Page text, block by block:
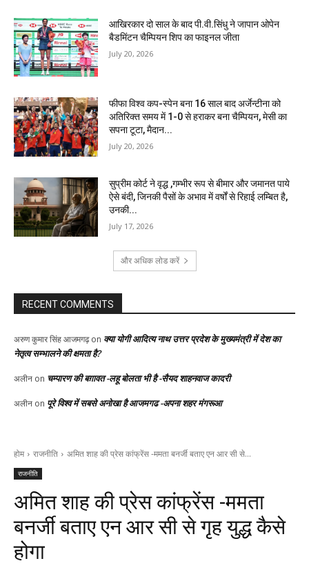
आखिरकार दो साल के बाद पी.वी.सिंधु ने जापान ओपेन
बैडमिंटन चैम्पियन शिप का फाइनल जीता
July 20, 2026
फीफा विश्व कप-स्पेन बना 16 साल बाद अर्जेन्टीना को
अतिरिक्त समय में 1-0 से हराकर बना चैम्पियन, मेसी का
सपना टूटा, मैदान...
July 20, 2026
सुप्रीम कोर्ट ने वृद्ध ,गम्भीर रूप से बीमार और जमानत पाये
ऐसे बंदी, जिनकी पैसों के अभाव में वर्षों से रिहाई लम्बित है,
उनकी...
July 17, 2026
और अधिक लोड करें
RECENT COMMENTS
अरुण कुमार सिंह आजमगढ़on क्या योगी आदित्य नाथ उत्तर प्रदेश के मुख्यमंत्री में देश का
नेतृत्व सम्भालने की क्षमता है?
अलीन on चम्पारण की बग़ावत -लहू बोलता भी है -सैयद शाहनवाज कादरी
अलीन on पूरे विश्व में सबसे अनोखा है आजमगढ -अपना शहर मंगरूआ